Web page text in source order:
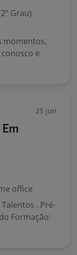
Grau)
momentos,
e
25 jun
office
. Pré-
Formação: